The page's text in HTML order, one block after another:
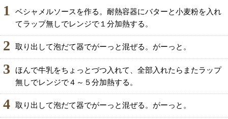
1
ベシャメルソースを作る。耐熱容器にバターと小麦粉を入れ
てラップ無しでレンジで１分加熱する。
2 取り出して泡だて器でがーっと混ぜる。がーっと。
3
ほんで牛乳をちょっとづつ入れて、全部入れたらまたラップ
無しでレンジで４～５分加熱する。
4 取り出して泡だて器でがーっと混ぜる。がーっと。